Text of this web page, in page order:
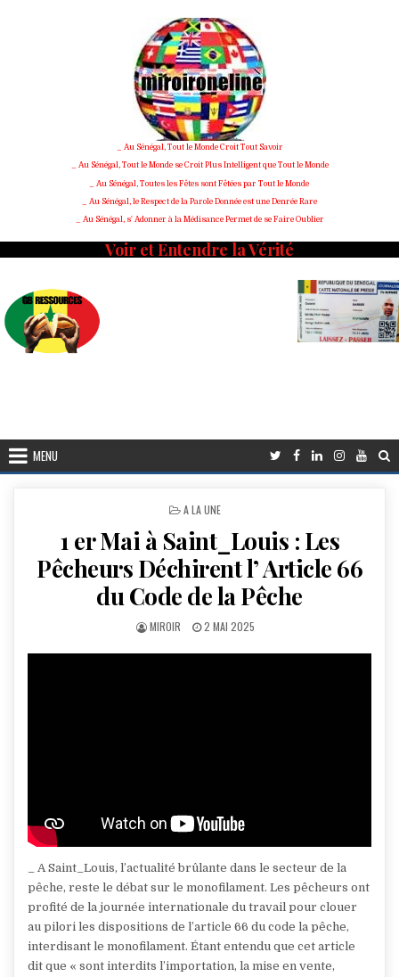
_ Au Sénégal, Tout le Monde Croit Tout Savoir
_ Au Sénégal, Tout le Monde se Croit Plus Intelligent que Tout le Monde
_ Au Sénégal, Toutes les Fêtes sont Fêtées par Tout le Monde
_ Au Sénégal, le Respect de la Parole Donnée est une Denrée Rare
_ Au Sénégal, s' Adonner à la Médisance Permet de se Faire Oublier
Voir et Entendre la Vérité
MENU
POSTED
A LA UNE
1 er Mai à Saint_Louis : Les
Pêcheurs Déchirent l’ Article 66
du Code de la Pêche
AUTHOR:
MIROIR
PUBLISHED
2 MAI 2025
_ A Saint_Louis, l’actualité brûlante dans le secteur de la
pêche, reste le débat sur le monofilament. Les pêcheurs ont
profité de la journée internationale du travail pour clouer
au pilori les dispositions de l’article 66 du code la pêche,
interdisant le monofilament. Étant entendu que cet article
dit que « sont interdits l’importation, la mise en vente,